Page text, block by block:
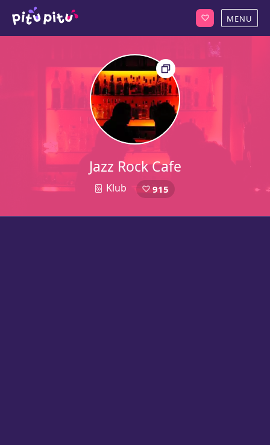
Jazz Rock Cafe
1 Klub 915